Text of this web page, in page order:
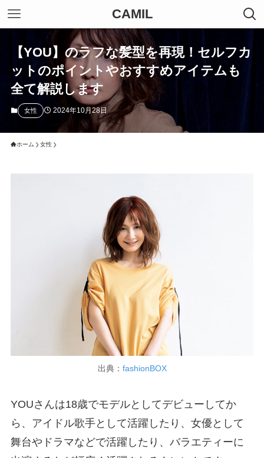
CAMIL
【YOU】のラフな髪型を再現！セルフカ
ットのポイントやおすすめアイテムも
全て解説します
女性 2024年10月28日
ホーム 女性
出典： fashionBOX
YOUさんは18歳でモデルとしてデビューしてか
ら、アイドル歌手として活躍したり、女優として
舞台やドラマなどで活躍したり、バラエティーに